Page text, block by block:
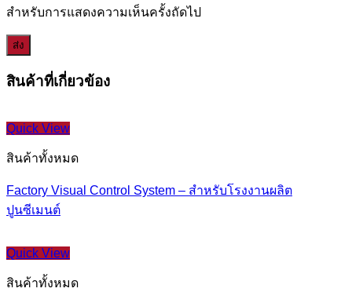
สำหรับการแสดงความเห็นครั้งถัดไป
สินค้าที่เกี่ยวข้อง
Quick View
สินค้าทั้งหมด
Factory Visual Control System – สำหรับโรงงานผลิต
ปูนซีเมนต์
Quick View
สินค้าทั้งหมด